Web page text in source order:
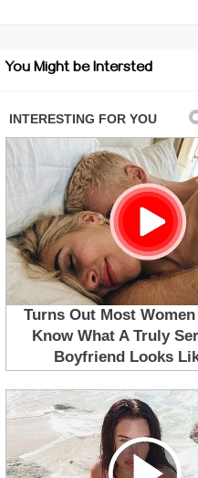
You Might be Intersted